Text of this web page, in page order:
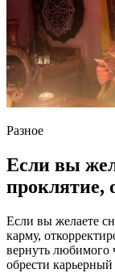
Разное
Если вы
проклятие,
Если вы желаете
карму,
вернуть любимого
обрести карьерный